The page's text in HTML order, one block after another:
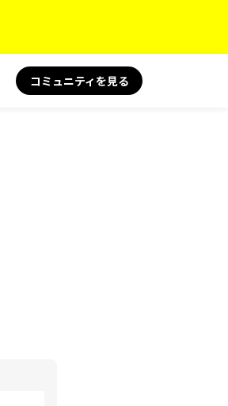
コミュニティを見る